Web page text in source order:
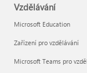
Vzdělávání
Microsoft Education
Zařízení pro vzdělávání
Microsoft Teams pro